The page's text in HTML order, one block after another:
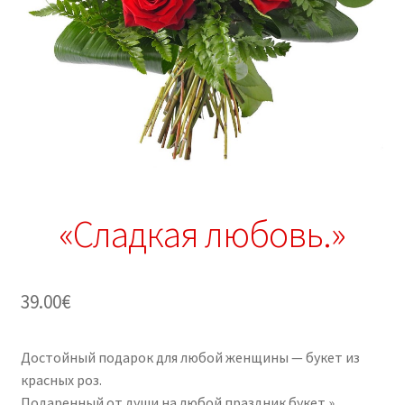
«Сладкая любовь.»
39.00€
Достойный подарок для любой женщины — букет из
красных роз.